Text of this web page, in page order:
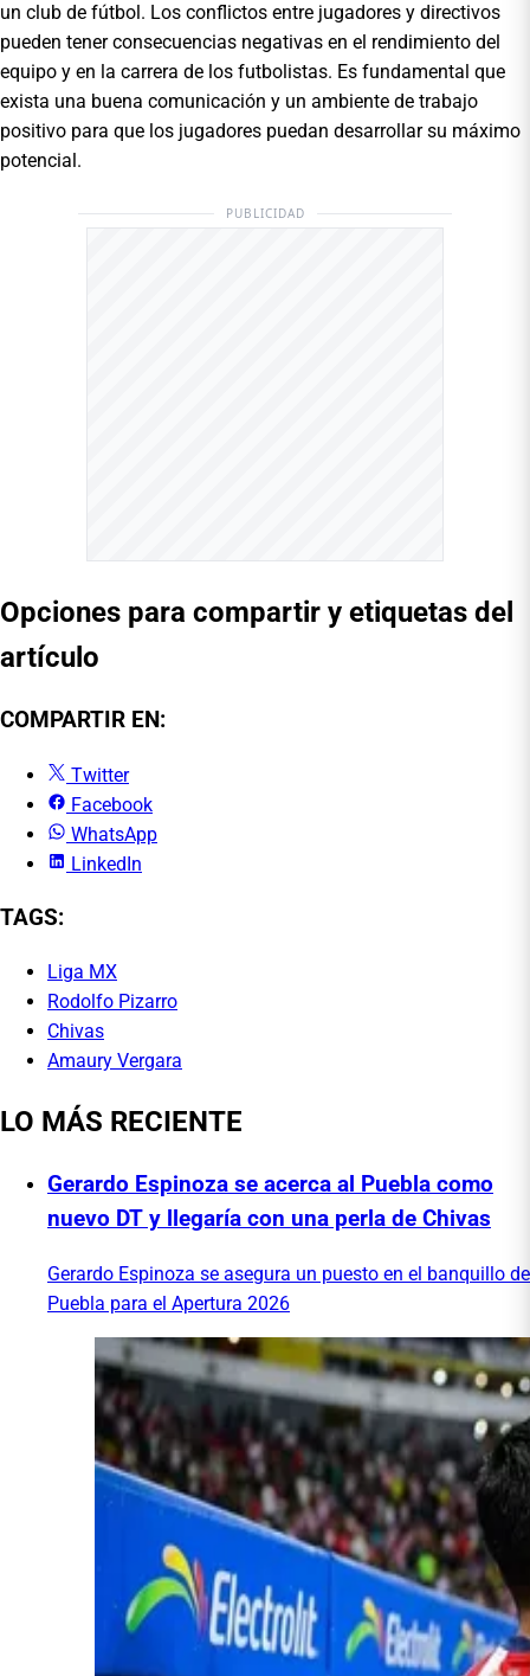
un club de fútbol. Los conflictos entre jugadores y directivos
pueden tener consecuencias negativas en el rendimiento del
equipo y en la carrera de los futbolistas. Es fundamental que
exista una buena comunicación y un ambiente de trabajo
positivo para que los jugadores puedan desarrollar su máximo
potencial.
PUBLICIDAD
Opciones para compartir y etiquetas del
artículo
COMPARTIR EN:
Twitter
Facebook
WhatsApp
LinkedIn
TAGS:
Liga MX
Rodolfo Pizarro
Chivas
Amaury Vergara
LO MÁS RECIENTE
Gerardo Espinoza se acerca al Puebla como
nuevo DT y llegaría con una perla de Chivas
Gerardo Espinoza se asegura un puesto en el banquillo de
Puebla para el Apertura 2026